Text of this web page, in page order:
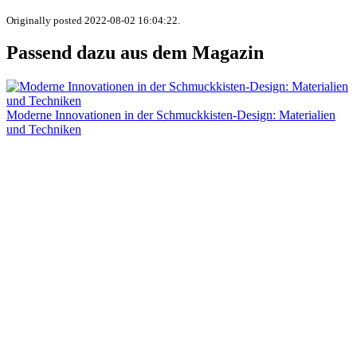
Originally posted 2022-08-02 16:04:22.
Passend dazu aus dem Magazin
Moderne Innovationen in der Schmuckkisten-Design: Materialien
und Techniken